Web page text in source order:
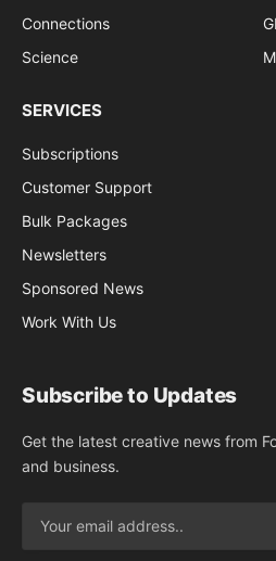
Connections
Science
SERVICES
Subscriptions
Customer Support
Bulk Packages
Newsletters
Sponsored News
Work With Us
Subscribe to Updates
Get the latest creative news from
and business.